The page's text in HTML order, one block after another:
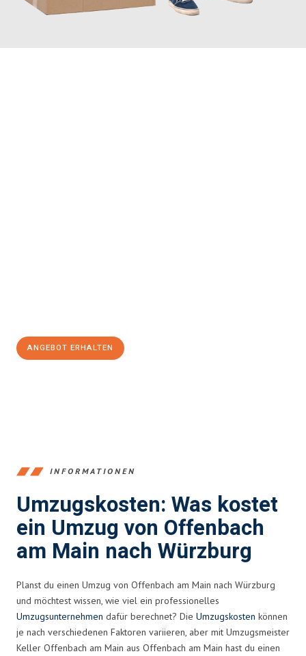
ANGEBOT ERHALTEN
INFORMATIONEN
Umzugskosten: Was kostet
ein Umzug von Offenbach
am Main nach Würzburg
Planst du einen Umzug von Offenbach am Main nach Würzburg
und möchtest wissen, wie viel ein professionelles
Umzugsunternehmen dafür berechnet? Die Umzugskosten können
je nach verschiedenen Faktoren variieren, aber mit Umzugsmeister
Keller Offenbach am Main aus Offenbach am Main hast du einen